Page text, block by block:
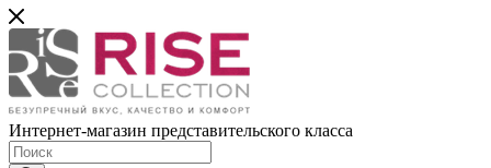
Интернет-магазин представительского класса